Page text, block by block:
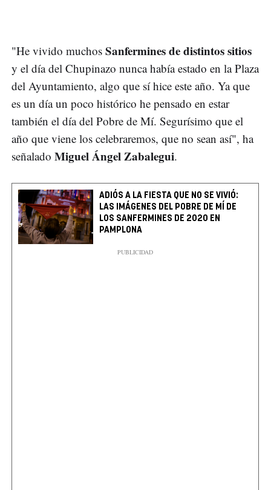
"He vivido muchos Sanfermines de distintos sitios
y el día del Chupinazo nunca había estado en la Plaza
del Ayuntamiento, algo que sí hice este año. Ya que
es un día un poco histórico he pensado en estar
también el día del Pobre de Mí. Segurísimo que el
año que viene los celebraremos, que no sean así", ha
señalado Miguel Ángel Zabalegui.
ADIÓS A LA FIESTA QUE NO SE VIVIÓ:
LAS IMÁGENES DEL POBRE DE MÍ DE
LOS SANFERMINES DE 2020 EN
PAMPLONA